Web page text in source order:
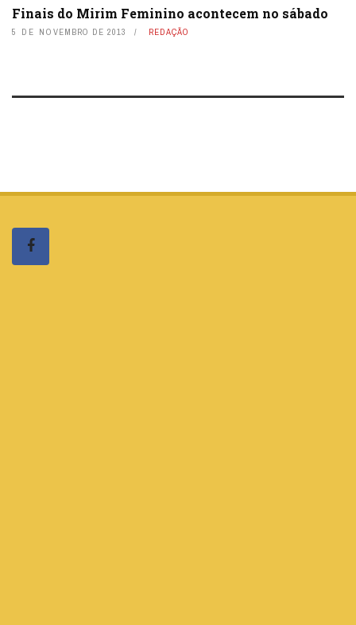
Finais do Mirim Feminino acontecem no sábado
5 DE NOVEMBRO DE 2013 REDAÇÃO